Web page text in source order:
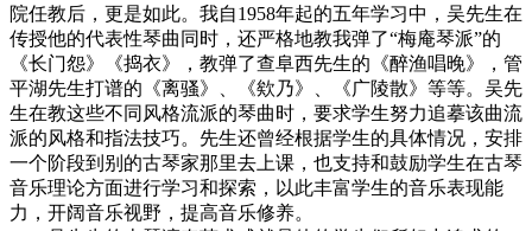
院任教后，更是如此。我自1958年起的五年学习中，吴先生在
传授他的代表性琴曲同时，还严格地教我弹了“梅庵琴派”的
《长门怨》《捣衣》，教弹了查阜西先生的《醉渔唱晚》，管
平湖先生打谱的《离骚》、《欸乃》、《广陵散》等等。吴先
生在教这些不同风格流派的琴曲时，要求学生努力追摹该曲流
派的风格和指法技巧。先生还曾经根据学生的具体情况，安排
一个阶段到别的古琴家那里去上课，也支持和鼓励学生在古琴
音乐理论方面进行学习和探索，以此丰富学生的音乐表现能
力，开阔音乐视野，提高音乐修养。